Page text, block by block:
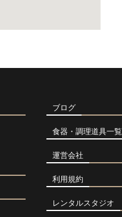
ブログ
食器・調理道具一覧
運営会社
利用規約
レンタルスタジオ